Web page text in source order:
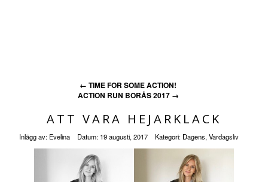
← TIME FOR SOME ACTION!
ACTION RUN BORÅS 2017 →
ATT VARA HEJARKLACK
Inlägg av: Evelina Datum: 19 augusti, 2017 Kategori: Dagens, Vardagsliv